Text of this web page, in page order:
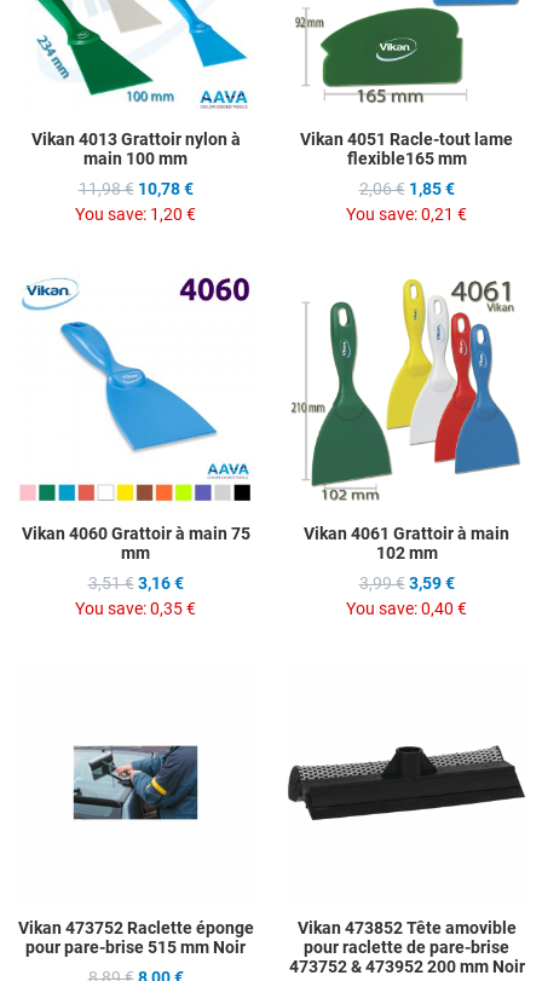
Vikan 4013 Grattoir nylon à
main 100 mm
11,98 € 10,78 €
You save: 1,20 €
Vikan 4051 Racle-tout lame
flexible165 mm
2,06 € 1,85 €
You save:0,21 €
Add to Compare
Quick View
Vikan 4060 Grattoir à main 75
mm
3,51 € 3,16 €
You save:0,35 €
Vikan 4061 Grattoir à main
102 mm
3,99 € 3,59 €
You save:0,40 €
Quick View
Vikan 473752 Raclette éponge
pour pare-brise 515 mm Noir
Vikan 473852 Tête amovible
pour raclette de pare-brise
473752 & 473952 200 mm Noir